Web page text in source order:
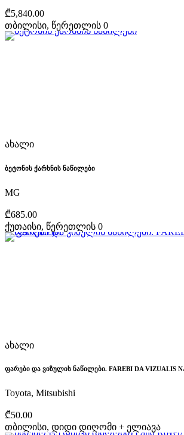
₾5,840.00
თბილისი, წერეთლის 0
ახალი
ბეტონის ქარხნის ნაწილები
MG
₾685.00
ქუთაისი, წერეთლის 0
ახალი
ფარები და ვიზულის ნაწილები. FAREBI DA VIZUALIS
Toyota, Mitsubishi
₾50.00
თბილისი, დიდი დიღომი + ელიავა